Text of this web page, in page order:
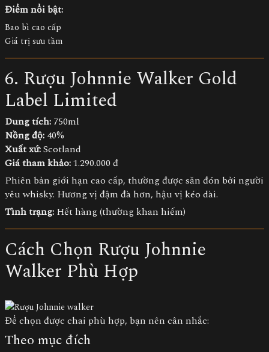
Điểm nổi bật:
Bao bì cao cấp
Giá trị sưu tầm
6. Rượu Johnnie Walker Gold
Label Limited
Dung tích: 750ml
Nồng độ: 40%
Xuất xứ:Scotland
Giá tham khảo:1.290.000 đ
Phiên bản giới hạn cao cấp, thường được săn đón bởi người
yêu whisky. Hương vị đậm đà hơn, hậu vị kéo dài.
Tình trạng: Hết hàng (thường khan hiếm)
Cách Chọn Rượu Johnnie
Walker Phù Hợp
Để chọn được chai phù hợp, bạn nên cân nhắc:
Theo mục đích